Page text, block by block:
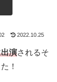
2022.10.25
演されるそ
！